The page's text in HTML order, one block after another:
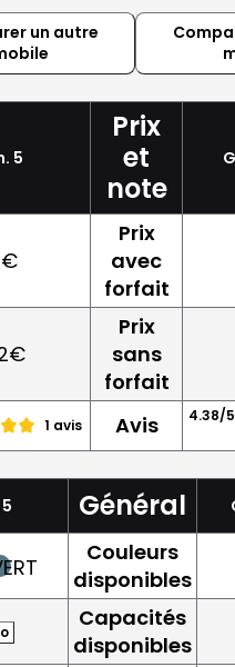
un autre
5
Prix
et
note
Prix
avec
forfait
Prix
sans
forfait
1 avis Avis 4.38/5
Général
Couleurs
disponibles
Capacités
disponibles